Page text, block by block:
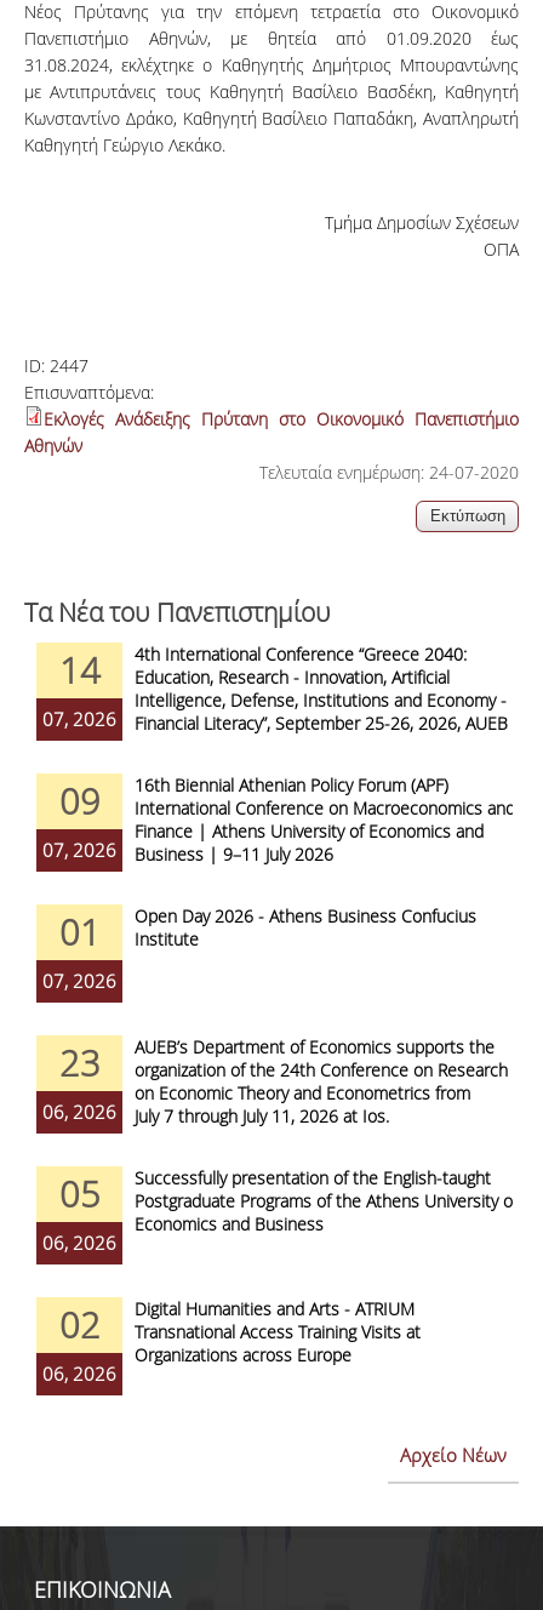
Νέος Πρύτανης για την επόμενη τετραετία στο Οικονομικό
Πανεπιστήμιο Αθηνών, με θητεία από 01.09.2020 έως
31.08.2024, εκλέχτηκε ο Καθηγητής Δημήτριος Μπουραντώνης
με Αντιπρυτάνεις τους Καθηγητή Βασίλειο Βασδέκη, Καθηγητή
Κωνσταντίνο Δράκο, Καθηγητή Βασίλειο Παπαδάκη, Αναπληρωτή
Καθηγητή Γεώργιο Λεκάκο.
Τμήμα Δημοσίων Σχέσεων
ΟΠΑ
ID: 2447
Επισυναπτόμενα:
Εκλογές Ανάδειξης Πρύτανη στο Οικονομικό Πανεπιστήμιο
Αθηνών
Τελευταία ενημέρωση: 24-07-2020
Τα Νέα του Πανεπιστημίου
14
07, 2026
4th International Conference “Greece 2040:
Education, Research - Innovation, Artificial
Intelligence, Defense, Institutions and Economy -
Financial Literacy”, September 25-26, 2026, AUEB
09
07, 2026
16th Biennial Athenian Policy Forum (APF)
International Conference on Macroeconomics and
Finance | Athens University of Economics and
Business | 9–11 July 2026
01
07, 2026
Open Day 2026 - Athens Business Confucius
Institute
23
06, 2026
AUEB’s Department of Economics supports the
organization of the 24th Conference on Research
on Economic Theory and Econometrics from
July 7 through July 11, 2026 at Ios.
05
06, 2026
Successfully presentation of the English-taught
Postgraduate Programs of the Athens University of
Economics and Business
02
06, 2026
Digital Humanities and Arts - ATRIUM
Transnational Access Training Visits at
Organizations across Europe
Αρχείο Νέων
ΕΠΙΚΟΙΝΩΝΙΑ